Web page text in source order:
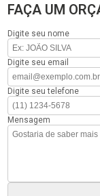
FAÇA UM
Digite seu nome
Digite seu email
Digite seu telefone
Mensagem